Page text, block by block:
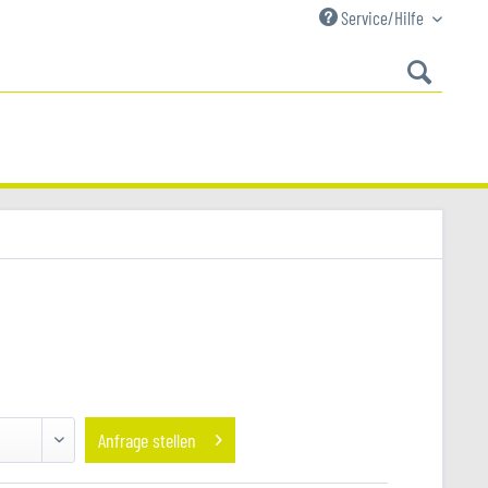
Service/Hilfe
Anfrage stellen